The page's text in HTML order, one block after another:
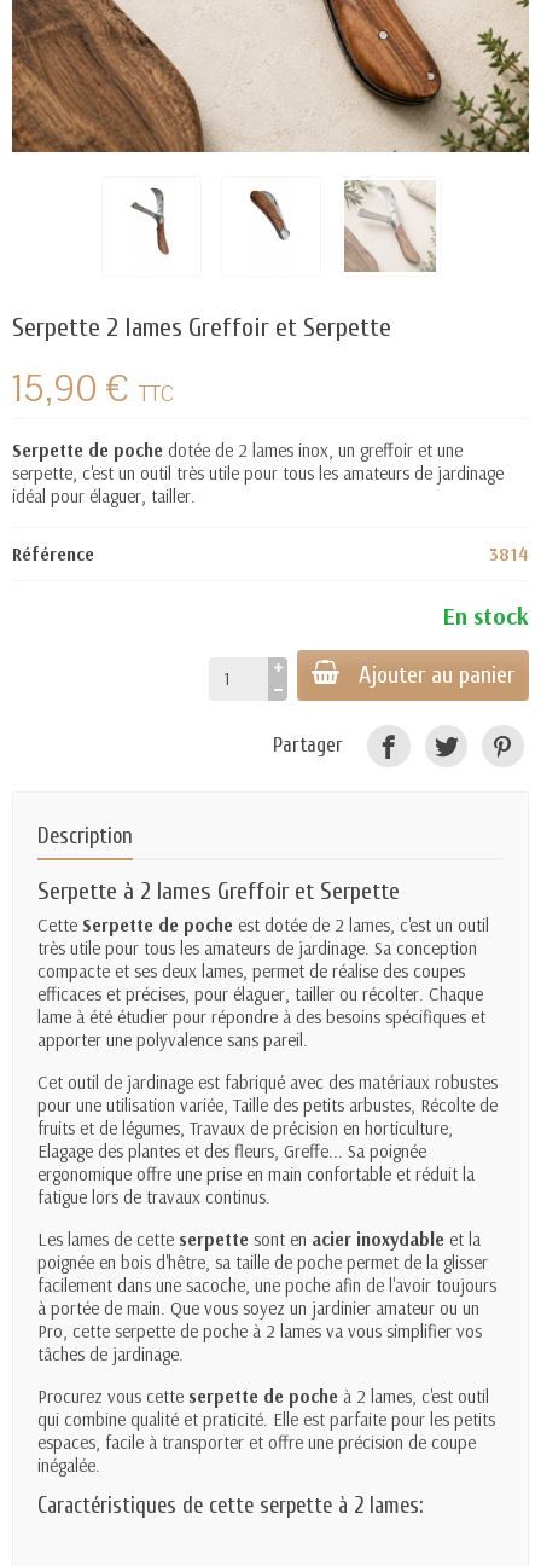
Serpette 2 lames Greffoir et Serpette
15,90 € TTC
Serpette de poche dotée de 2 lames inox, un greffoir et une
serpette, c'est un outil très utile pour tous les amateurs de jardinage
idéal pour élaguer, tailler.
Référence 3814
En stock
Ajouter au panier
Partager
Description
Serpette à 2 lames Greffoir et Serpette
Cette Serpette de poche est dotée de 2 lames, c'est un outil
très utile pour tous les amateurs de jardinage. Sa conception
compacte et ses deux lames, permet de réalise des coupes
efficaces et précises, pour élaguer, tailler ou récolter. Chaque
lame à été étudier pour répondre à des besoins spécifiques et
apporter une polyvalence sans pareil.
Cet outil de jardinage est fabriqué avec des matériaux robustes
pour une utilisation variée, Taille des petits arbustes, Récolte de
fruits et de légumes, Travaux de précision en horticulture,
Elagage des plantes et des fleurs, Greffe... Sa poignée
ergonomique offre une prise en main confortable et réduit la
fatigue lors de travaux continus.
Les lames de cette serpette sont en acier inoxydable et la
poignée en bois d'hêtre, sa taille de poche permet de la glisser
facilement dans une sacoche, une poche afin de l'avoir toujours
à portée de main. Que vous soyez un jardinier amateur ou un
Pro, cette serpette de poche à 2 lames va vous simplifier vos
tâches de jardinage.
Procurez vous cette serpette de poche à 2 lames, c'est outil
qui combine qualité et praticité. Elle est parfaite pour les petits
espaces, facile à transporter et offre une précision de coupe
inégalée.
Caractéristiques de cette serpette à 2 lames: